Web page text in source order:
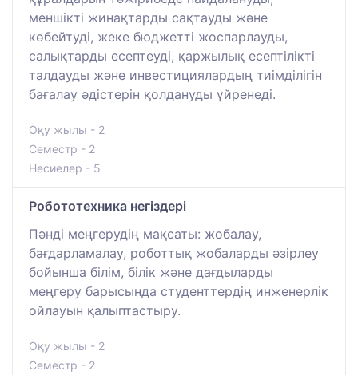
меншікті жинақтарды сақтауды және
көбейтуді, жеке бюджетті жоспарлауды,
салықтарды есептеуді, қаржылық есептілікті
талдауды және инвестициялардың тиімділігін
бағалау әдістерін қолдануды үйренеді.
Оқу жылы - 2
Семестр - 2
Несиелер - 5
Робототехника негіздері
Пәнді меңгерудің мақсаты: жобалау,
бағдарламалау, роботтық жобаларды әзірлеу
бойынша білім, білік және дағдыларды
меңгеру барысында студенттердің инженерлік
ойлауын қалыптастыру.
Оқу жылы - 2
Семестр - 2